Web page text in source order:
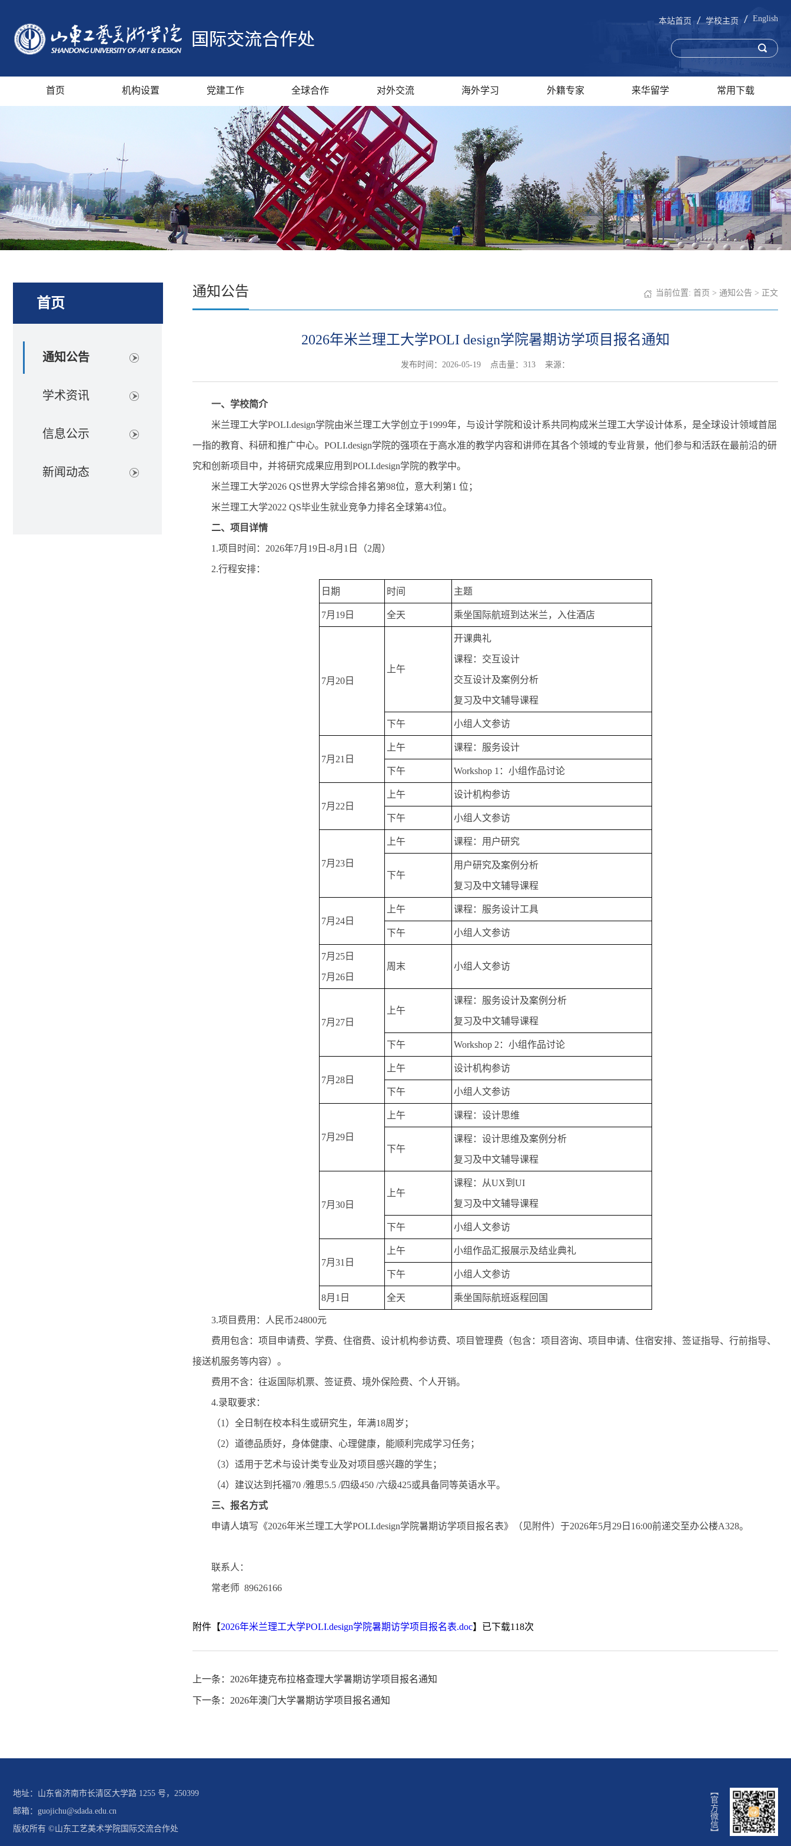
本站首页 学校主页 English
首页 机构设置 党建工作 全球合作 对外交流 海外学习 外籍专家 来华留学 常用下载
首页
通知公告
学术资讯
信息公示
新闻动态
当前位置: 首页 > 通知公告 > 正文
通知公告
2026年米兰理工大学POLI design学院暑期访学项目报名通知
发布时间：2026-05-19 点击量： 313 来源：
一、学校简介
米兰理工大学POLI.design学院由米兰理工大学创立于1999年，与设计学院和设计系共同构成米兰理工大学设计体系，是全球设计领域首屈
一指的教育、科研和推广中心。POLI.design学院的强项在于高水准的教学内容和讲师在其各个领域的专业背景，他们参与和活跃在最前沿的研
究和创新项目中，并将研究成果应用到POLI.design学院的教学中。
米兰理工大学2026 QS世界大学综合排名第98位，意大利第1 位；
米兰理工大学2022 QS毕业生就业竞争力排名全球第43位。
二、项目详情
1.项目时间：2026年7月19日-8月1日（2周）
2.行程安排：
日期 时间 主题
7月19日 全天 乘坐国际航班到达米兰，入住酒店
7月20日
上午
开课典礼
课程：交互设计
交互设计及案例分析
复习及中文辅导课程
下午 小组人文参访
7月21日
上午 课程：服务设计
下午 Workshop 1：小组作品讨论
7月22日
上午 设计机构参访
下午 小组人文参访
7月23日
上午 课程：用户研究
下午
用户研究及案例分析
复习及中文辅导课程
7月24日
上午 课程：服务设计工具
下午 小组人文参访
7月25日
7月26日
周末 小组人文参访
7月27日
上午
课程：服务设计及案例分析
复习及中文辅导课程
下午 Workshop 2：小组作品讨论
7月28日
上午 设计机构参访
下午 小组人文参访
7月29日
上午 课程：设计思维
下午
课程：设计思维及案例分析
复习及中文辅导课程
7月30日
上午
课程：从UX到UI
复习及中文辅导课程
下午 小组人文参访
7月31日
上午 小组作品汇报展示及结业典礼
下午 小组人文参访
8月1日 全天 乘坐国际航班返程回国
3.项目费用：人民币24800元
费用包含：项目申请费、学费、住宿费、设计机构参访费、项目管理费（包含：项目咨询、项目申请、住宿安排、签证指导、行前指导、
接送机服务等内容）。
费用不含：往返国际机票、签证费、境外保险费、个人开销。
4.录取要求：
（1）全日制在校本科生或研究生，年满18周岁；
（2）道德品质好，身体健康、心理健康，能顺利完成学习任务；
（3）适用于艺术与设计类专业及对项目感兴趣的学生；
（4）建议达到托福70 /雅思5.5 /四级450 /六级425或具备同等英语水平。
三、报名方式
申请人填写《2026年米兰理工大学POLI.design学院暑期访学项目报名表》（见附件）于2026年5月29日16:00前递交至办公楼A328。
联系人：
常老师 89626166
附件【2026年米兰理工大学POLI.design学院暑期访学项目报名表.doc】已下载118次
上一条： 2026年捷克布拉格查理大学暑期访学项目报名通知
下一条： 2026年澳门大学暑期访学项目报名通知
地址：山东省济南市长清区大学路 1255 号，250399
邮箱：guojichu@sdada.edu.cn
版权所有 ©山东工艺美术学院国际交流合作处
︻
官
方
微
信
︼